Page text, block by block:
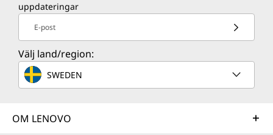
uppdateringar
E-post
Välj land/region:
SWEDEN
OM LENOVO